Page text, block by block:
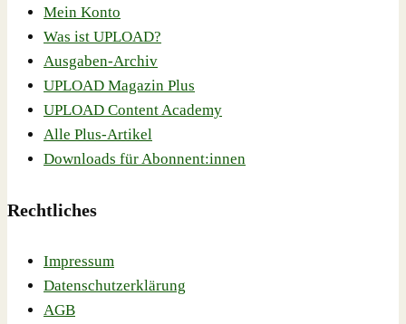
Mein Konto
Was ist UPLOAD?
Ausgaben-Archiv
UPLOAD Magazin Plus
UPLOAD Content Academy
Alle Plus-Artikel
Downloads für Abonnent:innen
Rechtliches
Impressum
Datenschutzerklärung
AGB